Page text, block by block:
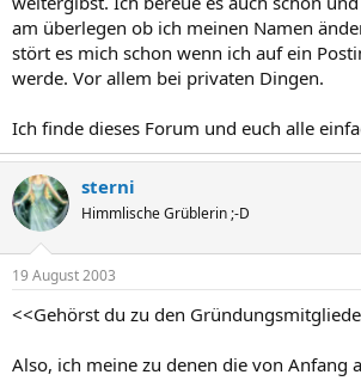
am überlegen ob ich meinen Namen
stört es mich schon wenn ich auf ein
werde. Vor allem bei privaten Dingen.
Ich finde dieses Forum und euch alle
sterni
Himmlische Grüblerin ;-D
19 August 2003
<<Gehörst du zu den
Also, ich meine zu denen die von Anfang